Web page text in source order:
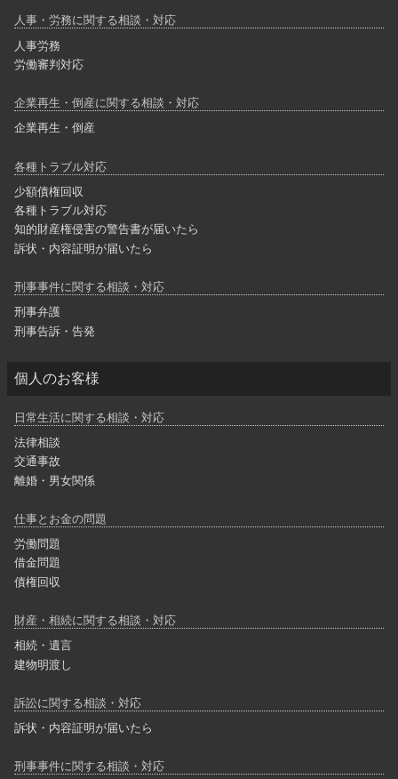
人事・労務に関する相談・対応
人事労務
労働審判対応
企業再生・倒産に関する相談・対応
企業再生・倒産
各種トラブル対応
少額債権回収
各種トラブル対応
知的財産権侵害の警告書が届いたら
訴状・内容証明が届いたら
刑事事件に関する相談・対応
刑事弁護
刑事告訴・告発
個人のお客様
日常生活に関する相談・対応
法律相談
交通事故
離婚・男女関係
仕事とお金の問題
労働問題
借金問題
債権回収
財産・相続に関する相談・対応
相続・遺言
建物明渡し
訴訟に関する相談・対応
訴状・内容証明が届いたら
刑事事件に関する相談・対応